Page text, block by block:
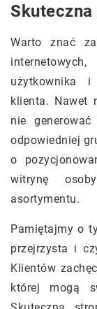
Warto znać
użytkownika
klienta. Nawet
nie
odpowiedniej
o
witrynę
asortymentu.
Pamiętajmy o
przejrzysta i
Klientów
której mogą